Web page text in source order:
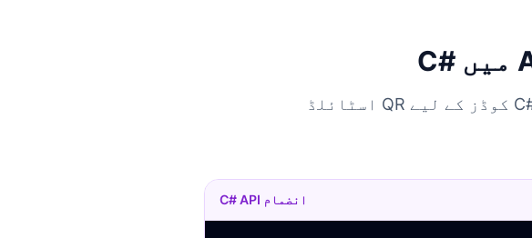
اسٹائلڈ QR کوڈز کے لیے C# سے HttpClient کا استعمال کرکے QRCode.fun API
C# API انضمام